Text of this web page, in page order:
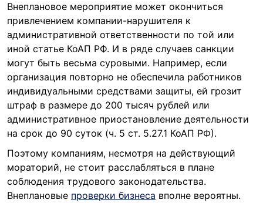
Внеплановое мероприятие может окончиться
привлечением компании-нарушителя к
административной ответственности по той или
иной статье КоАП РФ. И в ряде случаев санкции
могут быть весьма суровыми. Например, если
организация повторно не обеспечила работников
индивидуальными средствами защиты, ей грозит
штраф в размере до 200 тысяч рублей или
административное приостановление деятельности
на срок до 90 суток (ч. 5 ст. 5.27.1 КоАП РФ).
Поэтому компаниям, несмотря на действующий
мораторий, не стоит расслабляться в плане
соблюдения трудового законодательства.
Внеплановые проверки бизнеса вполне вероятны.